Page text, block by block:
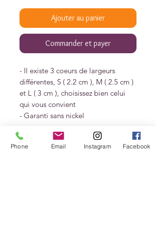
Ajouter au panier
Commander et payer
- Il existe 3 coeurs de largeurs
différentes, S ( 2.2 cm ), M ( 2.5 cm )
et L ( 3 cm ), choisissez bien celui
qui vous convient
- Garanti sans nickel
Livrée dans un pochon et une boite
cadeau MES PETITS COEURS.
Phone Email Instagram Facebook